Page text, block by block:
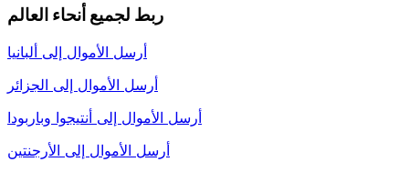
ربط لجميع أنحاء العالم
أرسل الأموال إلى ألبانيا
أرسل الأموال إلى الجزائر
أرسل الأموال إلى أنتيجوا وباربودا
أرسل الأموال إلى الأرجنتين